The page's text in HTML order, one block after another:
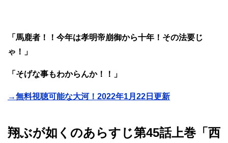
「馬鹿者！！今年は孝明帝崩御から十年！その法要じ
ゃ！」
「そげな事もわからんか！！」
→無料視聴可能な大河！2022年1月22日更新
翔ぶが如くのあらすじ第45話上巻「西